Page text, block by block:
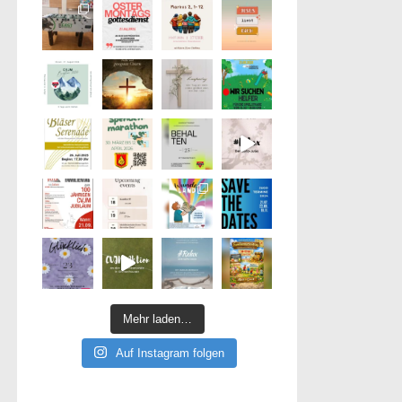
Mehr laden…
Auf Instagram folgen